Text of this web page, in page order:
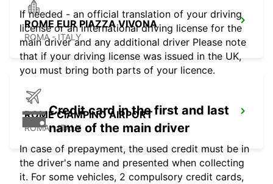
ROME EUR PIAZZA VIVONA
ROMA - ITALY
ROME CIAMPINO AIRPORT
ROMA - ITALY
If needed - an official translation of your driving
license or an international driving license for the
main driver and any additional driver Please note
that if your driving license was issued in the UK,
you must bring both parts of your licence.
Credit card in the first and last
name of the main driver
In case of prepayment, the used credit must be in
the driver's name and presented when collecting
it. For some vehicles, 2 compulsory credit cards,